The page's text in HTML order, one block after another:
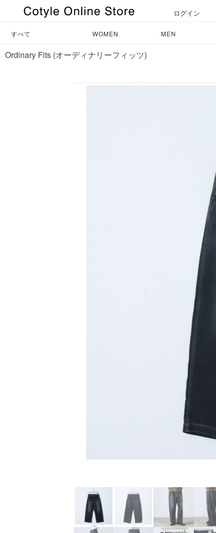
ログイン
すべて WOMEN MEN
Ordinary Fits (オーディナリーフィッツ)